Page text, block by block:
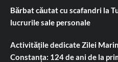
Bărbat căutat cu scafandri la
lucrurile sale personale
Activitățile dedicate Zilei
Constanța: 124 de ani de la